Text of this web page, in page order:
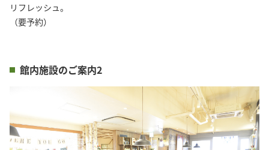
リフレッシュ。
（要予約）
館内施設のご案内2